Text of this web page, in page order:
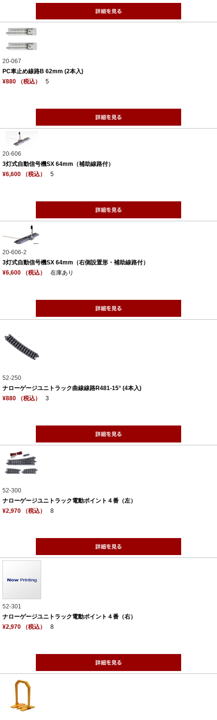
20-067
PC車止め線路B 62mm (2本入)
¥880 （税込）
5
20-606
3灯式自動信号機SX 64mm（補助線路付）
¥6,600 （税込）
5
20-606-2
3灯式自動信号機SX 64mm（右側設置形・補助線路付）
¥6,600 （税込）
在庫あり
52-250
ナローゲージユニトラック曲線線路R481-15° (4本入)
¥880 （税込）
3
52-300
ナローゲージユニトラック電動ポイント４番（左）
¥2,970 （税込）
8
52-301
ナローゲージユニトラック電動ポイント４番（右）
¥2,970 （税込）
8